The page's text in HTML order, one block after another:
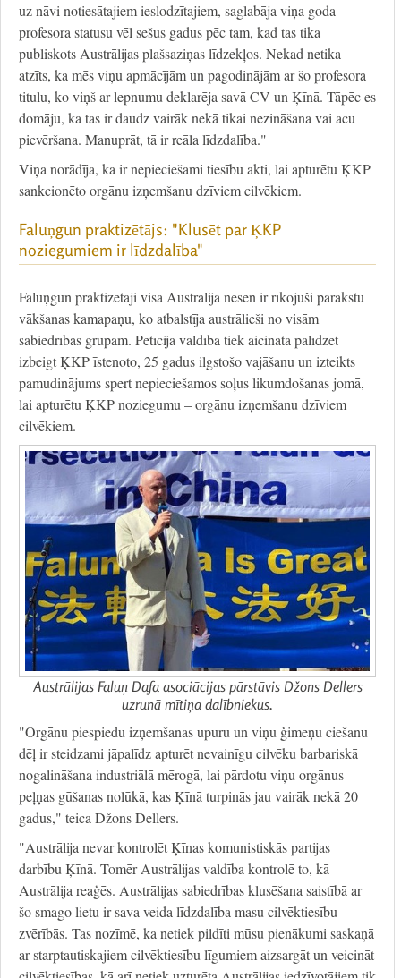
uz nāvi notiesātajiem ieslodzītajiem, saglabāja viņa goda
profesora statusu vēl sešus gadus pēc tam, kad tas tika
publiskots Austrālijas plašsaziņas līdzekļos. Nekad netika
atzīts, ka mēs viņu apmācījām un pagodinājām ar šo profesora
titulu, ko viņš ar lepnumu deklarēja savā CV un Ķīnā. Tāpēc es
domāju, ka tas ir daudz vairāk nekā tikai nezināšana vai acu
pievēršana. Manuprāt, tā ir reāla līdzdalība."
Viņa norādīja, ka ir nepieciešami tiesību akti, lai apturētu ĶKP
sankcionēto orgānu izņemšanu dzīviem cilvēkiem.
Faluņgun praktizētājs: "Klusēt par ĶKP
noziegumiem ir līdzdalība"
Faluņgun praktizētāji visā Austrālijā nesen ir rīkojuši parakstu
vākšanas kamapaņu, ko atbalstīja austrālieši no visām
sabiedrības grupām. Petīcijā valdība tiek aicināta palīdzēt
izbeigt ĶKP īstenoto, 25 gadus ilgstošo vajāšanu un izteikts
pamudinājums spert nepieciešamos soļus likumdošanas jomā,
lai apturētu ĶKP noziegumu – orgānu izņemšanu dzīviem
cilvēkiem.
Austrālijas Faluņ Dafa asociācijas pārstāvis Džons Dellers
uzrunā mītiņa dalībniekus.
"Orgānu piespiedu izņemšanas upuru un viņu ģimeņu ciešanu
dēļ ir steidzami jāpalīdz apturēt nevainīgu cilvēku barbariskā
nogalināšana industriālā mērogā, lai pārdotu viņu orgānus
peļņas gūšanas nolūkā, kas Ķīnā turpinās jau vairāk nekā 20
gadus," teica Džons Dellers.
"Austrālija nevar kontrolēt Ķīnas komunistiskās partijas
darbību Ķīnā. Tomēr Austrālijas valdība kontrolē to, kā
Austrālija reaģēs. Austrālijas sabiedrības klusēšana saistībā ar
šo smago lietu ir sava veida līdzdalība masu cilvēktiesību
zvērībās. Tas nozīmē, ka netiek pildīti mūsu pienākumi saskaņā
ar starptautiskajiem cilvēktiesību līgumiem aizsargāt un veicināt